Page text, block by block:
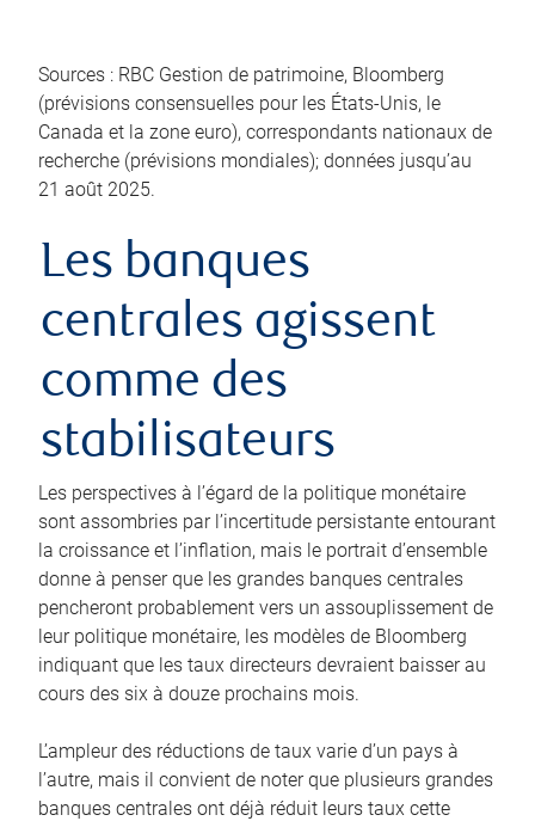
Sources : RBC Gestion de patrimoine, Bloomberg
(prévisions consensuelles pour les États-Unis, le
Canada et la zone euro), correspondants nationaux de
recherche (prévisions mondiales); données jusqu’au
21 août 2025.
Les banques
centrales agissent
comme des
stabilisateurs
Les perspectives à l’égard de la politique monétaire
sont assombries par l’incertitude persistante entourant
la croissance et l’inflation, mais le portrait d’ensemble
donne à penser que les grandes banques centrales
pencheront probablement vers un assouplissement de
leur politique monétaire, les modèles de Bloomberg
indiquant que les taux directeurs devraient baisser au
cours des six à douze prochains mois.
L’ampleur des réductions de taux varie d’un pays à
l’autre, mais il convient de noter que plusieurs grandes
banques centrales ont déjà réduit leurs taux cette